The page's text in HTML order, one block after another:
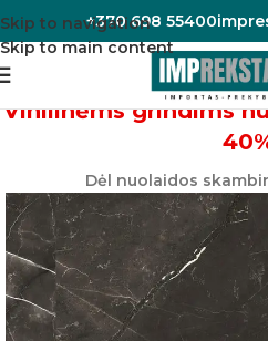
Skip to navigation
Skip to main content
+370 698 55400
Pradžia Vinilinės grindys
Vinilinėms grindims
Dėl nuolaidos